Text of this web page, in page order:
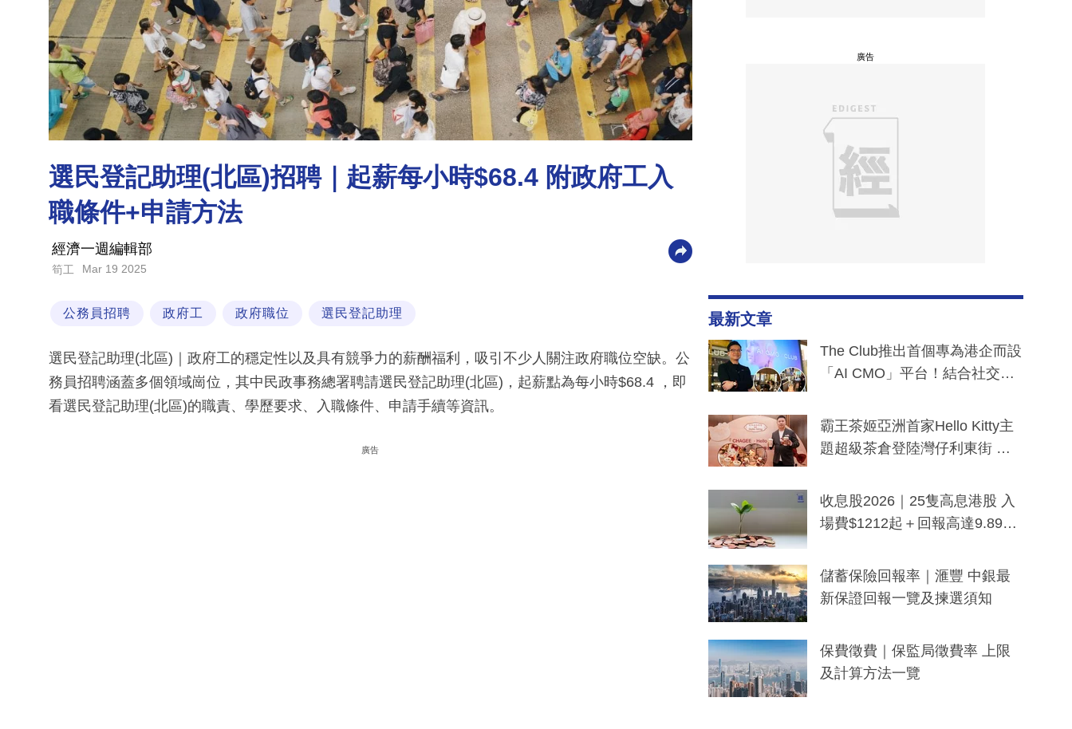
選民登記助理(北區)招聘｜起薪每小時$68.4 附政府工入
職條件+申請方法
經濟一週編輯部
筍工 Mar 19 2025
公務員招聘 政府工 政府職位 選民登記助理
選民登記助理(北區)｜政府工的穩定性以及具有競爭力的薪酬福利，吸引不少人關注政府職位空缺。公
務員招聘涵蓋多個領域崗位，其中民政事務總署聘請選民登記助理(北區)，起薪點為每小時$68.4 ，即
看選民登記助理(北區)的職責、學歷要求、入職條件、申請手續等資訊。
廣告
廣告
最新文章
The Club推出首個專為港企而設
「AI CMO」平台！結合社交聆
分鐘生成「貼地」宣傳短片
霸王茶姬亞洲首家Hello Kitty主
題超級茶倉登陸灣仔利東街 推
y及香港限定特調系列
收息股2026｜25隻高息港股 入
場費$1212起＋回報高達9.89
儲蓄保險回報率｜滙豐 中銀最
新保證回報一覽及揀選須知
保費徵費｜保監局徵費率 上限
及計算方法一覽